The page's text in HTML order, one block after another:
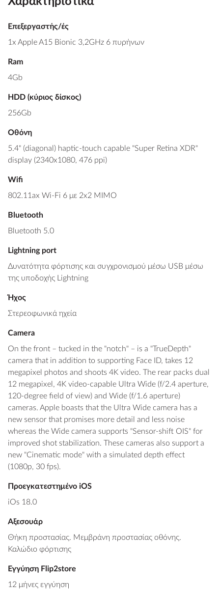
Επεξεργαστής/ές
1x Apple A15 Bionic 3,2GHz 6 πυρήνων
Ram
4Gb
HDD (κύριος δίσκος)
256Gb
Οθόνη
5.4" (diagonal) haptic-touch capable "Super Retina XDR"
display (2340x1080, 476 ppi)
Wifi
802.11ax Wi-Fi 6 με 2x2 MIMO
Bluetooth
Bluetooth 5.0
Lightning port
Δυνατότητα φόρτισης και συγχρονισμού μέσω USB μέσω
της υποδοχής Lightning
Ήχος
Στερεοφωνικά ηχεία
Camera
On the front – tucked in the "notch" – is a "TrueDepth"
camera that in addition to supporting Face ID, takes 12
megapixel photos and shoots 4K video. The rear packs dual
12 megapixel, 4K video-capable Ultra Wide (f/2.4 aperture,
120-degree field of view) and Wide (f/1.6 aperture)
cameras. Apple boasts that the Ultra Wide camera has a
new sensor that promises more detail and less noise
whereas the Wide camera supports "Sensor-shift OIS" for
improved shot stabilization. These cameras also support a
new "Cinematic mode" with a simulated depth effect
(1080p, 30 fps).
Προεγκατεστημένο iOS
iOs 18.0
Αξεσουάρ
Θήκη προστασίας. Μεμβράνη προστασίας οθόνης.
Καλώδιο φόρτισης
Εγγύηση Flip2store
12 μήνες εγγύηση